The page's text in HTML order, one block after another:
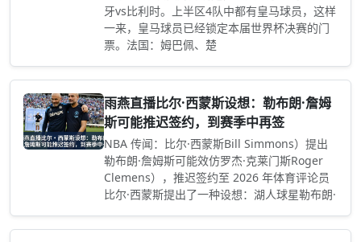
牙vs比利时。上半区4队中都有皇马球员，这样
一来，皇马球员已经锁定本届世界杯决赛的门
票。法国：姆巴佩、楚
雨燕直播比尔·西蒙斯设想：勒布朗·詹姆
斯可能推迟签约，到赛季中再签
NBA 传闻：比尔·西蒙斯Bill Simmons）提出
勒布朗·詹姆斯可能效仿罗杰·克莱门斯Roger
Clemens），推迟签约至 2026 年体育评论员
比尔·西蒙斯提出了一种设想：湖人球星勒布朗·